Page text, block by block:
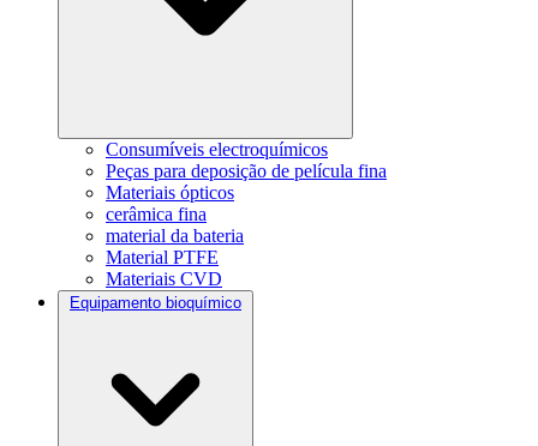
Consumíveis electroquímicos
Peças para deposição de película fina
Materiais ópticos
cerâmica fina
material da bateria
Material PTFE
Materiais CVD
Equipamento bioquímico